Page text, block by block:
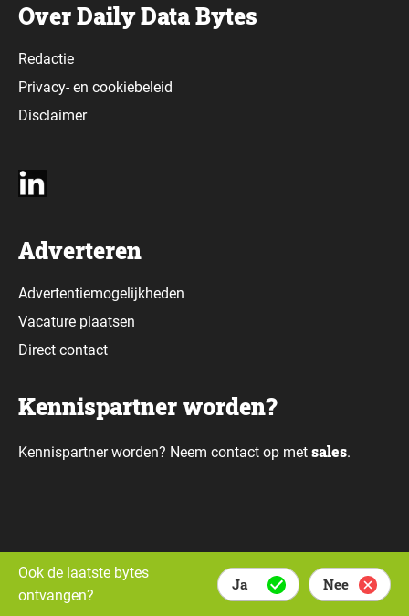
Over Daily Data Bytes
Redactie
Privacy-en cookiebeleid
Disclaimer
Adverteren
Advertentiemogelijkheden
Vacature plaatsen
Direct contact
Kennispartner worden?
Kennispartner worden? Neem contact op met sales.
Alle rechten voorbehouden © Daily Data Bytes 2026. Webdesign door
Whello.
Ook de laatste bytes
ontvangen?
Ja Nee